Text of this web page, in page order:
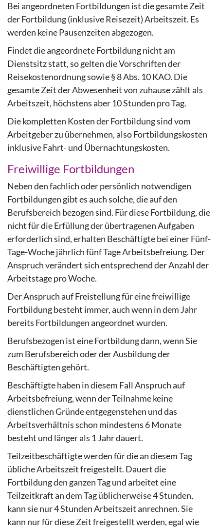
Bei angeordneten Fortbildungen ist die gesamte Zeit
der Fortbildung (inklusive Reisezeit) Arbeitszeit. Es
werden keine Pausenzeiten abgezogen.
Findet die angeordnete Fortbildung nicht am
Dienstsitz statt, so gelten die Vorschriften der
Reisekostenordnung sowie § 8 Abs. 10 KAO. Die
gesamte Zeit der Abwesenheit von zuhause zählt als
Arbeitszeit, höchstens aber 10 Stunden pro Tag.
Die kompletten Kosten der Fortbildung sind vom
Arbeitgeber zu übernehmen, also Fortbildungskosten
inklusive Fahrt- und Übernachtungskosten.
Freiwillige Fortbildungen
Neben den fachlich oder persönlich notwendigen
Fortbildungen gibt es auch solche, die auf den
Berufsbereich bezogen sind. Für diese Fortbildung, die
nicht für die Erfüllung der übertragenen Aufgaben
erforderlich sind, erhalten Beschäftigte bei einer Fünf-
Tage-Woche jährlich fünf Tage Arbeitsbefreiung. Der
Anspruch verändert sich entsprechend der Anzahl der
Arbeitstage pro Woche.
Der Anspruch auf Freistellung für eine freiwillige
Fortbildung besteht immer, auch wenn in dem Jahr
bereits Fortbildungen angeordnet wurden.
Berufsbezogen ist eine Fortbildung dann, wenn Sie
zum Berufsbereich oder der Ausbildung der
Beschäftigten gehört.
Beschäftigte haben in diesem Fall Anspruch auf
Arbeitsbefreiung, wenn der Teilnahme keine
dienstlichen Gründe entgegenstehen und das
Arbeitsverhältnis schon mindestens 6 Monate
besteht und länger als 1 Jahr dauert.
Teilzeitbeschäftigte werden für die an diesem Tag
übliche Arbeitszeit freigestellt. Dauert die
Fortbildung den ganzen Tag und arbeitet eine
Teilzeitkraft an dem Tag üblicherweise 4 Stunden,
kann sie nur 4 Stunden Arbeitszeit anrechnen. Sie
kann nur für diese Zeit freigestellt werden, egal wie